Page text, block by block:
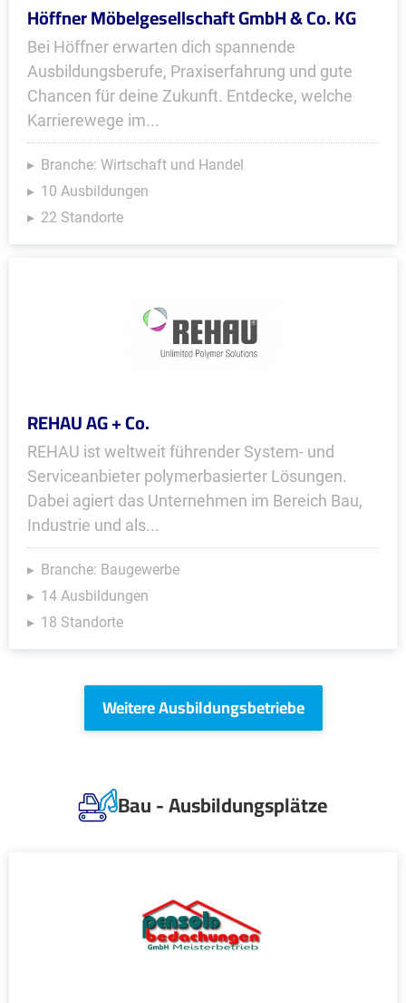
Höffner Möbelgesellschaft GmbH & Co. KG
Bei Höffner erwarten dich spannende
Ausbildungsberufe, Praxiserfahrung und gute
Chancen für deine Zukunft. Entdecke, welche
Karrierewege im...
Branche: Wirtschaft und Handel
10 Ausbildungen
22 Standorte
REHAU AG + Co.
REHAU ist weltweit führender System- und
Serviceanbieter polymerbasierter Lösungen.
Dabei agiert das Unternehmen im Bereich Bau,
Industrie und als...
Branche: Baugewerbe
14 Ausbildungen
18 Standorte
Weitere Ausbildungsbetriebe
Bau - Ausbildungsplätze